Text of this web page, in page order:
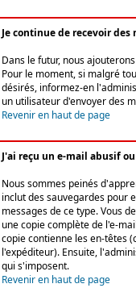
Je continue de recevoir des
Dans le futur, nous
Pour le moment, si malgré
désirés, informez-en
un utilisateur d'envoyer des
Revenir en haut de page
J'ai reçu un e-mail abusif
Nous sommes peinés
inclut des sauvegardes pour
messages de ce type. Vous
une copie complète de l'e-
copie contienne les en-têtes
l'expéditeur). Ensuite,
qui s'imposent.
Revenir en haut de page